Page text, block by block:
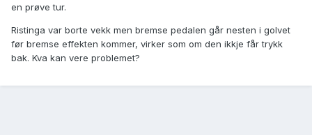
en prøve tur.
Ristinga var borte vekk men bremse pedalen går nesten i golvet
før bremse effekten kommer, virker som om den ikkje får trykk
bak. Kva kan vere problemet?